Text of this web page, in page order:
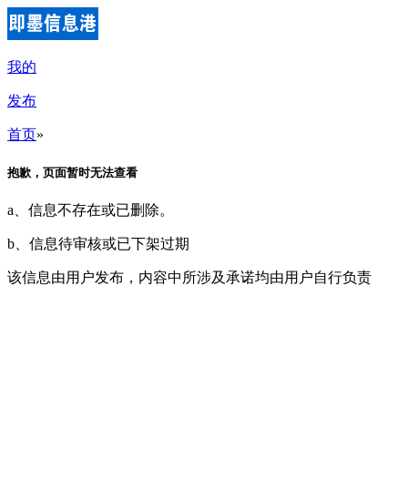
我的
发布
首页»
抱歉，页面暂时无法查看
a、信息不存在或已删除。
b、信息待审核或已下架过期
该信息由用户发布，内容中所涉及承诺均由用户自行负责